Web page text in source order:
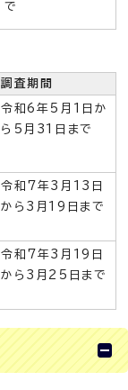
で
調査期間
令和6年5月1日か
ら5月31日まで
令和7年3月13日
から3月19日まで
令和7年3月19日
から3月25日まで